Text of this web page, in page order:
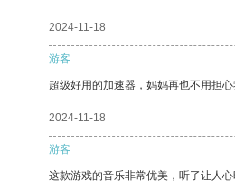
2024-11-18
游客
超级好用的加速器，妈妈再也不用担心
2024-11-18
游客
这款游戏的音乐非常优美，听了让人心